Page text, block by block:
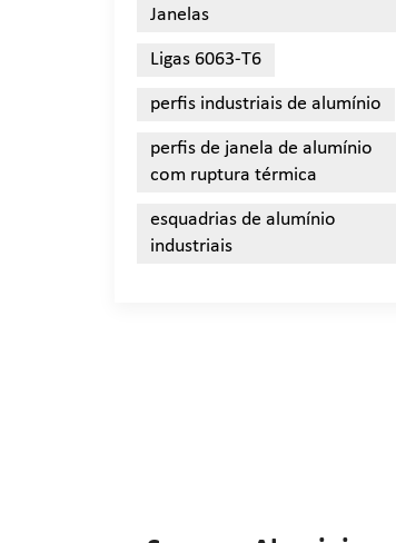
Janelas
Ligas 6063-T6
perfis industriais de alumínio
perfis de janela de alumínio
com ruptura térmica
esquadrias de alumínio
industriais